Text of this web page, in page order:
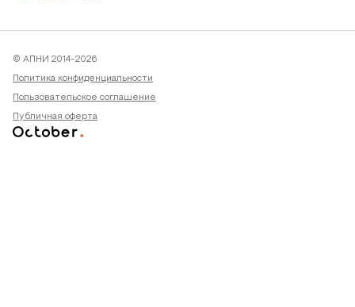
© АПНИ 2014-2026
Политика конфиденциальности
Пользовательское соглашение
Публичная оферта